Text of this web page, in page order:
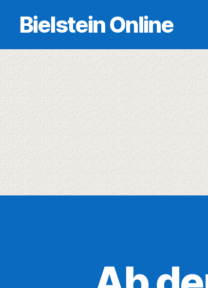
Bielstein Online